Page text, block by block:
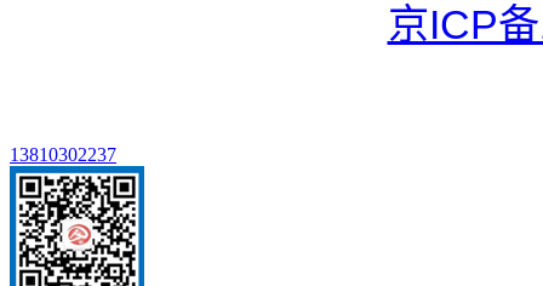
京ICP
13810302237